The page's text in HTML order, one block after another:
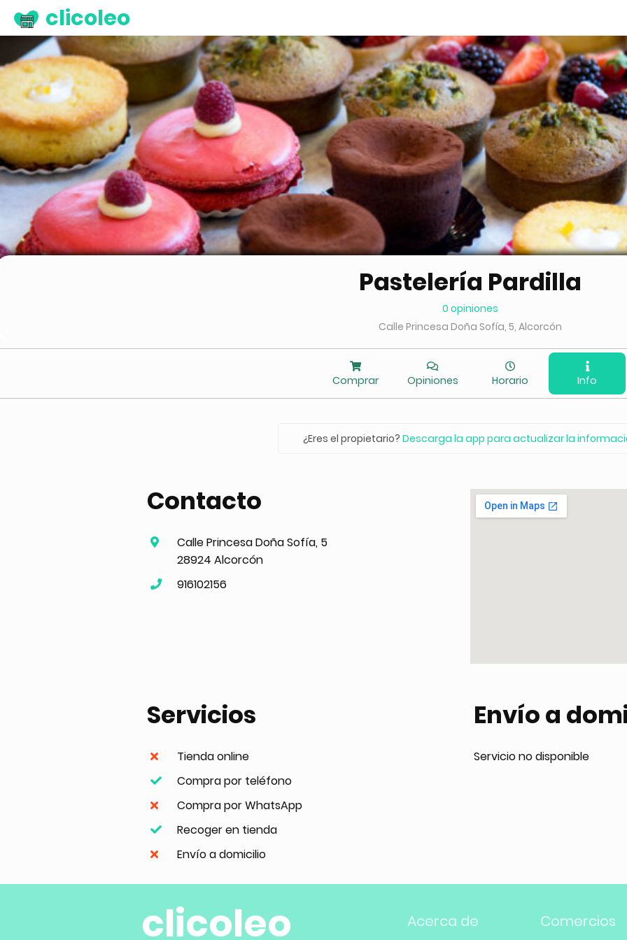
clicoleo
Pastelería Pardilla
0 opiniones
Calle Princesa Doña Sofía, 5, Alcorcón
Comprar Opiniones Horario Info
¿Eres el propietario? Descarga la app para actualizar la
Contacto
Calle Princesa Doña Sofía, 5
28924 Alcorcón
916102156
Servicios
Tienda online
Compra por teléfono
Compra por WhatsApp
Recoger en tienda
Envío a domicilio
Envío a
Servicio no disponible
clicoleo Acerca de Comercios